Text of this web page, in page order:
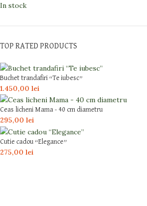
In stock
TOP RATED PRODUCTS
Buchet trandafiri “Te iubesc”
1.450,00 lei
Ceas licheni Mama - 40 cm diametru
295,00 lei
Cutie cadou “Elegance”
275,00 lei